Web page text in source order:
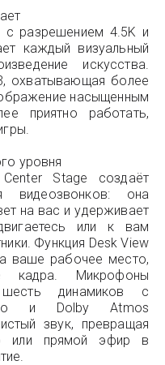
с разрешением 4.5K и
каждый визуальный
искусства.
охватывающая более
насыщенным
приятно работать,
уровня
Center Stage создаёт
видеозвонков: она
на вас и удерживает
или к вам
Функция Desk View
ваше рабочее место,
кадра. Микрофоны
динамиков с
и Dolby Atmos
звук, превращая
или прямой эфир в